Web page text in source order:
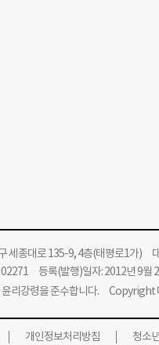
세종대로 135-9, 4층(태평로1가)
02271 등록(발행)일자: 2012년 9
리강령을 준수합니다. Copyright
개인정보처리방침 청소